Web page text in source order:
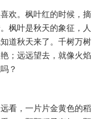
欢。枫叶红的时候，摘
枫叶是秋天的象征，人
道秋天来了。千树万树
；远远望去，就像火焰
？
看，一片片金黄色的稻